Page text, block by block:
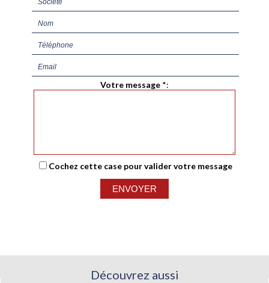
Votre message *:
Cochez cette case pour valider votre message
Découvrez aussi